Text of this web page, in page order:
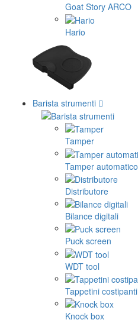
Goat Story ARCO
Hario
Barista strumenti
Tamper
Tamper automatico
Distributore
Bilance digitali
Puck screen
WDT tool
Tappetini costipanti
Knock box